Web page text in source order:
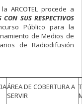
ARCOTEL procede a
SUS RESPECTIVOS
Público para la
de Medios de
de Radiodifusión
ÁREA DE COBERTURA A
SERVIR